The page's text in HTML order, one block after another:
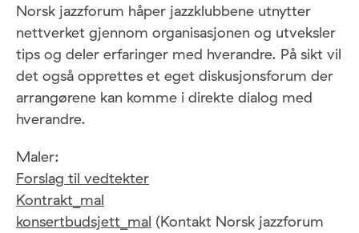
Norsk jazzforum håper jazzklubbene utnytter
nettverket gjennom organisasjonen og utveksler
tips og deler erfaringer med hverandre. På sikt vil
det også opprettes et eget diskusjonsforum der
arrangørene kan komme i direkte dialog med
hverandre.
Maler:
Forslag til vedtekter
Kontrakt_mal
konsertbudsjett_mal (Kontakt Norsk jazzforum